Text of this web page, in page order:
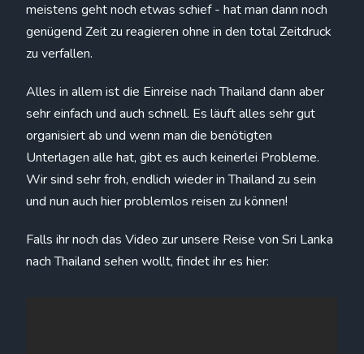
meistens geht noch etwas schief - hat man dann noch
genügend Zeit zu reagieren ohne in den total Zeitdruck
zu verfallen.
Alles in allem ist die Einreise nach Thailand dann aber
sehr einfach und auch schnell. Es läuft alles sehr gut
organisiert ab und wenn man die benötigten
Unterlagen alle hat, gibt es auch keinerlei Probleme.
Wir sind sehr froh, endlich wieder in Thailand zu sein
und nun auch hier problemlos reisen zu können!
Falls ihr noch das Video zur unsere Reise von Sri Lanka
nach Thailand sehen wollt, findet ihr es hier: